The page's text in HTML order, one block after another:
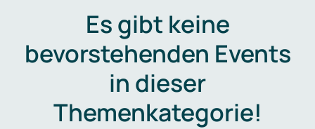
Es gibt keine
bevorstehenden Events
in dieser
Themenkategorie!